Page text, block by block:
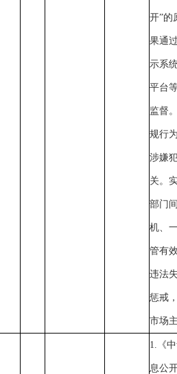
开”的
果通
示系
平台
监督
规行
涉嫌
关。
部门
机、
管有
违法
惩戒
市场
1.《
息公